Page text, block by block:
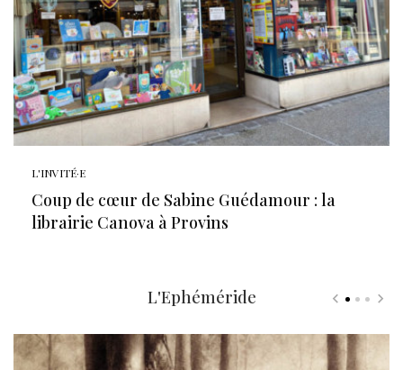
L'INVITÉ·E
Coup de cœur de Sabine Guédamour : la
librairie Canova à Provins
L'Ephéméride